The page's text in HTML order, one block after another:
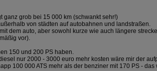
ganz grob bei 15 000 km (schwankt sehr!)
von städten auf autobahnen und landstraßen.
dem auto, aber sowohl kurze wie auch längere
vor).
150 und 200 PS haben.
nur 2000 - 3000 euro mehr kosten wäre mir der
100 000 ATS mehr als der benziner mit 170 PS - das